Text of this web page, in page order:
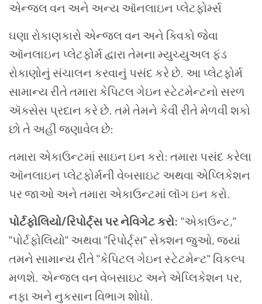
એન્જલ વન અને અન્ય ઑનલાઇન પ્લેટફોર્મ્સ
ઘણા રોકાણકારો એન્જલ વન અને ક્વિકો જેવા
ઑનલાઇન પ્લેટફોર્મ દ્વારા તેમના મ્યુચ્યુઅલ ફંડ
રોકાણોનું સંચાલન કરવાનું પસંદ કરે છે. આ પ્લેટફોર્મ
સામાન્ય રીતે તમારા કેપિટલ ગેઇન સ્ટેટમેન્ટનો સરળ
ઍક્સેસ પ્રદાન કરે છે. તમે તેમને કેવી રીતે મેળવી શકો
છો તે અહીં જણાવેલ છે:
તમારા એકાઉન્ટમાં સાઇન ઇન કરો: તમારા પસંદ કરેલા
ઑનલાઇન પ્લેટફોર્મની વેબસાઇટ અથવા એપ્લિકેશન
પર જાઓ અને તમારા એકાઉન્ટમાં લૉગ ઇન કરો.
પોર્ટફોલિયો/રિપોર્ટ્સ પર નેવિગેટ કરો: "એકાઉન્ટ,"
"પોર્ટફોલિયો" અથવા "રિપોર્ટ્સ" સેક્શન જુઓ, જ્યાં
તમને સામાન્ય રીતે "કેપિટલ ગેઇન સ્ટેટમેન્ટ" વિકલ્પ
મળશે. એન્જલ વન વેબસાઇટ અને એપ્લિકેશન પર,
નફા અને નુકસાન વિભાગ શોધો.